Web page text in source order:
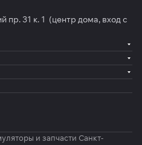
пр. 31 к. 1 (центр дома, вход с
и запчасти Санкт-